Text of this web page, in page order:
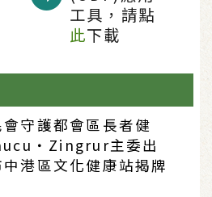
工具，請點
此下載
會守護都會區長者健
主委出
港區文化健康站揭牌